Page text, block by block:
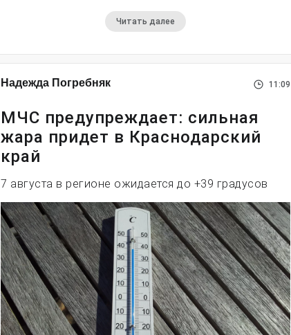
Читать далее
Надежда Погребняк 11:09
МЧС предупреждает: сильная
жара придет в Краснодарский
край
7 августа в регионе ожидается до +39 градусов